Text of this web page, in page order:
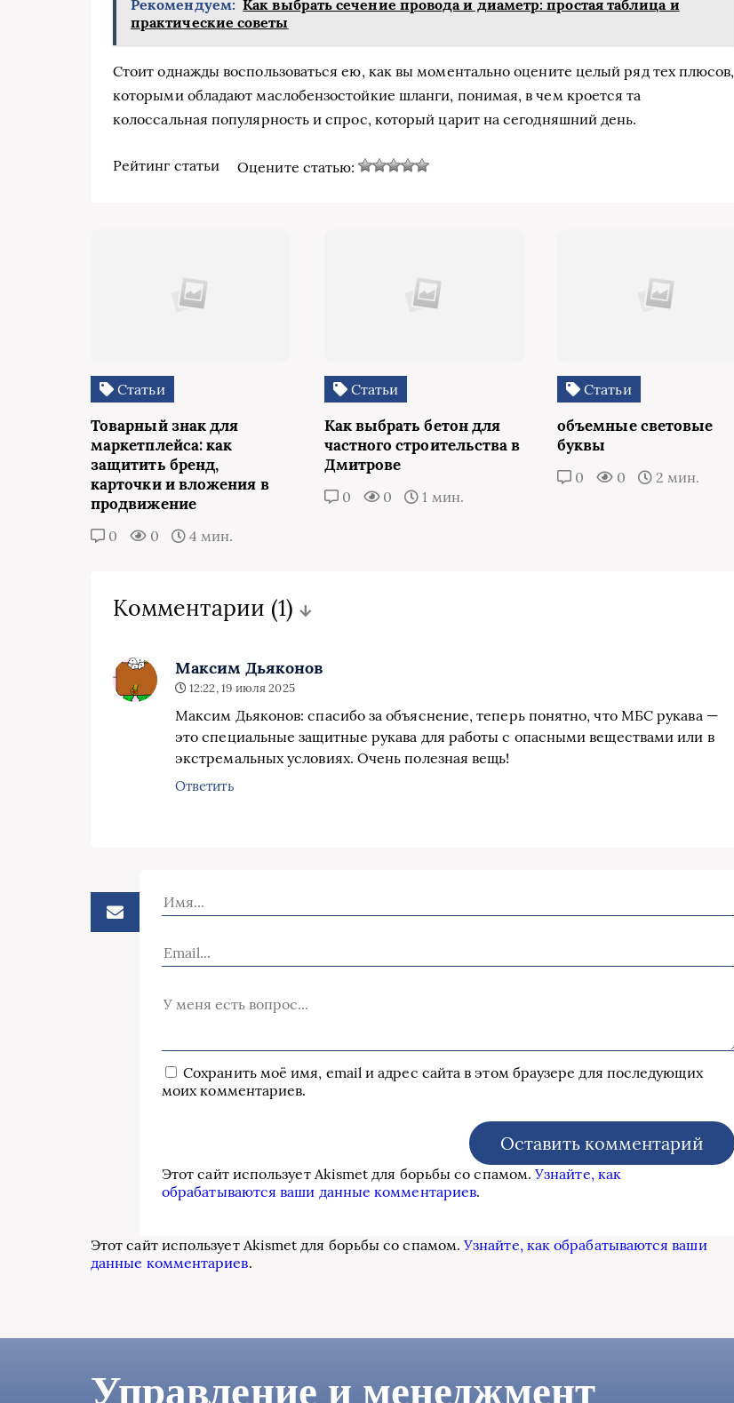
Рекомендуем: Как выбрать сечение провода и диаметр: простая таблица и
практические советы
Стоит однажды воспользоваться ею, как вы моментально оцените целый ряд тех плюсов,
которыми обладают маслобензостойкие шланги, понимая, в чем кроется та
колоссальная популярность и спрос, который царит на сегодняшний день.
Рейтинг статьи Оцените статью:
Статьи
Товарный знак для
маркетплейса: как
защитить бренд,
карточки и вложения в
продвижение
0 0 4 мин.
Статьи
Как выбрать бетон для
частного строительства в
Дмитрове
0 0 1 мин.
Статьи
объемные световые
буквы
0 0 2 мин.
Комментарии (1)
Максим Дьяконов
12:22, 19 июля 2025
Максим Дьяконов: спасибо за объяснение, теперь понятно, что МБС рукава —
это специальные защитные рукава для работы с опасными веществами или в
экстремальных условиях. Очень полезная вещь!
Ответить
Сохранить моё имя, email и адрес сайта в этом браузере для последующих
моих комментариев.
Этот сайт использует Akismet для борьбы со спамом.Узнайте, как
обрабатываются ваши данные комментариев.
Этот сайт использует Akismet для борьбы со спамом.Узнайте, как обрабатываются ваши
данные комментариев.
Управление и менеджмент